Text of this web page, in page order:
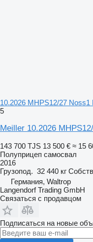
10.2026 MHPS12/27 Noss1
5
Meiller 10.2026
143 700 TJS 13 500 € ≈ 15
Полуприцеп самосвал
2016
Грузопод. 32 440 кг
Германия, Waltrop
Langendorf Trading GmbH
Связаться с продавцом
Подписаться на новые